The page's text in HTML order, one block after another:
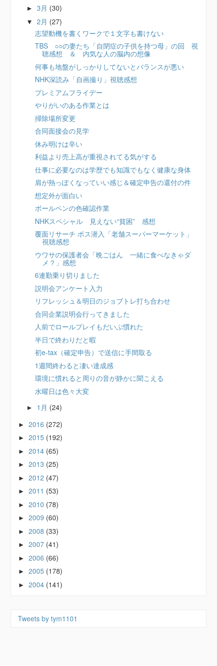
►3月 (30)
▼2月 (27)
志望動機を書くワークで１文字も書けない
TBS ○○の妻たち「自閉症の子供を持つ母」の回 視
聴感想 ＆ 内気な人の脳内の想像
何事も地盤がしっかりしてないとバランスが悪い
NHK深読み「自画撮り」視聴感想
プレミアムフライデー
やりがいのある作業とは
掃除場所変更
合同面接会の見学
休み明けは辛い
利益より売上高が重視されてる気がする
仕事に必要なのは学歴でも知識でもなく健康な身体
肩が熱っぽくなっていい感じ＆確定申告の還付の件
想定外が面白い
ボールペンの色確認作業
NHKスペシャル 見えない“貧困” 感想
覆面リサーチ ボス潜入「老舗スーパーマーケット」
視聴感想
ウワサの保護者会「晩ごはん 一緒に食べなきゃダ
メ？」感想
6連勤乗り切りました
説明会アンケート入力
リフレッシュ＆明日のジョブトレ打ち合わせ
合同企業説明会行ってきました
人前でロールプレイもだいぶ慣れた
半日で終わりだと暇
初e-tax（確定申告）で送信に手間取る
1週間終わると凄い達成感
環境に慣れると周りの音が静かに聞こえる
水曜日は色々大変
► 1月 (24)
►2016 (272)
►2015 (192)
►2014 (65)
►2013 (25)
►2012 (47)
►2011 (53)
►2010 (78)
►2009 (60)
►2008 (33)
►2007 (41)
►2006 (66)
►2005 (178)
►2004 (141)
Tweets by tym1101